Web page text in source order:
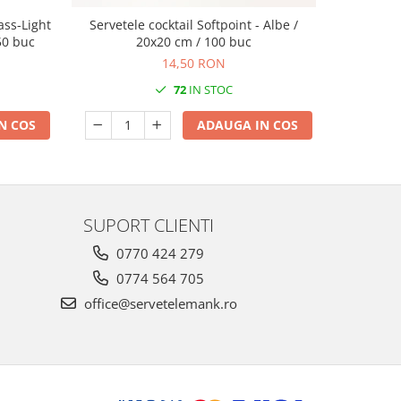
Light
buc
COS
Servetele cocktail Softpoint - Albe /
20x20 cm / 100 buc
14,50 RON
72 IN STOC
ADAUGA IN COS
SUPORT CLIENTI
0770 424 279
0774 564 705
office@servetelemank.ro